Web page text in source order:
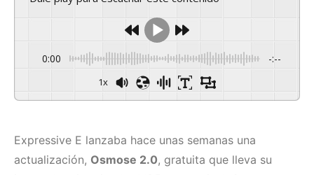
0:00 -:--
1x
Expressive E lanzaba hace unas semanas una
actualización, Osmose 2.0, gratuita que lleva su